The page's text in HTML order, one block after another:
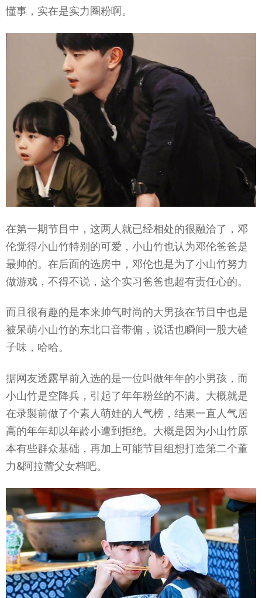
懂事，实在是实力圈粉啊。
在第一期节目中，这两人就已经相处的很融洽了，邓
伦觉得小山竹特别的可爱，小山竹也认为邓伦爸爸是
最帅的。在后面的选房中，邓伦也是为了小山竹努力
做游戏，不得不说，这个实习爸爸也超有责任心的。
而且很有趣的是本来帅气时尚的大男孩在节目中也是
被呆萌小山竹的东北口音带偏，说话也瞬间一股大碴
子味，哈哈。
据网友透露早前入选的是一位叫做年年的小男孩，而
小山竹是空降兵，引起了年年粉丝的不满。大概就是
在录製前做了个素人萌娃的人气榜，结果一直人气居
高的年年却以年龄小遭到拒绝。大概是因为小山竹原
本有些群众基础，再加上可能节目组想打造第二个董
力&阿拉蕾父女档吧。